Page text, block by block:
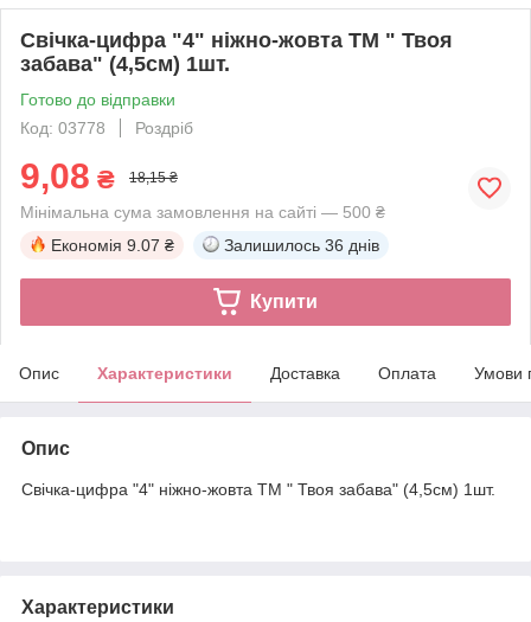
Свічка-цифра "4" ніжно-жовта ТМ " Твоя
забава" (4,5см) 1шт.
Готово до відправки
Код: 03778
Роздріб
9,08 ₴ 18,15 ₴
Мінімальна сума замовлення на сайті — 500 ₴
Економія 9.07 ₴ Залишилось 36 днів
Купити
Опис Характеристики Доставка Оплата Умови
Опис
Свічка-цифра "4" ніжно-жовта ТМ " Твоя забава" (4,5см) 1шт.
Характеристики